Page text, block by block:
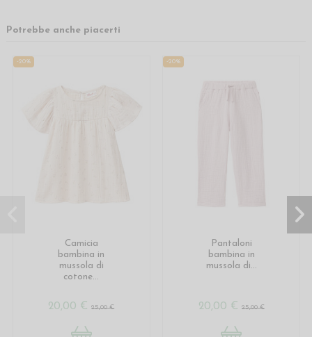
Potrebbe anche piacerti
-20%
Camicia
bambina in
mussola di
cotone...
20,00 €25,00 €
-20%
Pantaloni
bambina in
mussola di...
20,00 € 25,00 €